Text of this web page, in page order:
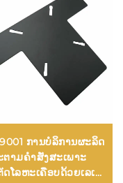
ການບໍລິການຜະລິດ
ຕາມຄໍາສັ່ງສະເພາະ
ດໂລຫະເຄືອບດ້ວຍເລເຊີ